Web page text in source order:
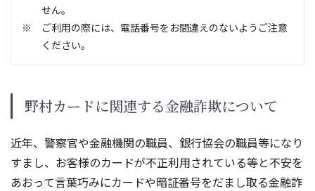
せん。
ご利用の際には、電話番号をお間違えのないようご注意
ください。
野村カードに関連する金融詐欺について
近年、警察官や金融機関の職員、銀行協会の職員等になり
すまし、お客様のカードが不正利用されている等と不安を
あおって言葉巧みにカードや暗証番号をだまし取る金融詐